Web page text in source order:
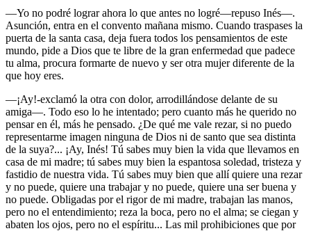
—Yo no podré lograr ahora lo que antes no logré—repuso Inés—.
Asunción, entra en el convento mañana mismo. Cuando traspases la
puerta de la santa casa, deja fuera todos los pensamientos de este
mundo, pide a Dios que te libre de la gran enfermedad que padece
tu alma, procura formarte de nuevo y ser otra mujer diferente de la
que hoy eres.
—¡Ay!-exclamó la otra con dolor, arrodillándose delante de su
amiga—. Todo eso lo he intentado; pero cuanto más he querido no
pensar en él, más he pensado. ¿De qué me vale rezar, si no puedo
representarme imagen ninguna de Dios ni de santo que sea distinta
de la suya?... ¡Ay, Inés! Tú sabes muy bien la vida que llevamos en
casa de mi madre; tú sabes muy bien la espantosa soledad, tristeza y
fastidio de nuestra vida. Tú sabes muy bien que allí quiere una rezar
y no puede, quiere una trabajar y no puede, quiere una ser buena y
no puede. Obligadas por el rigor de mi madre, trabajan las manos,
pero no el entendimiento; reza la boca, pero no el alma; se ciegan y
abaten los ojos, pero no el espíritu... Las mil prohibiciones que por